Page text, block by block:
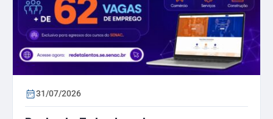
31/07/2026